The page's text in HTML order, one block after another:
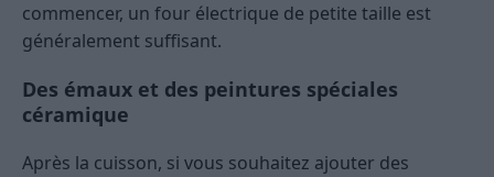
commencer, un four électrique de petite taille est
généralement suffisant.
Des émaux et des peintures spéciales
céramique
Après la cuisson, si vous souhaitez ajouter des